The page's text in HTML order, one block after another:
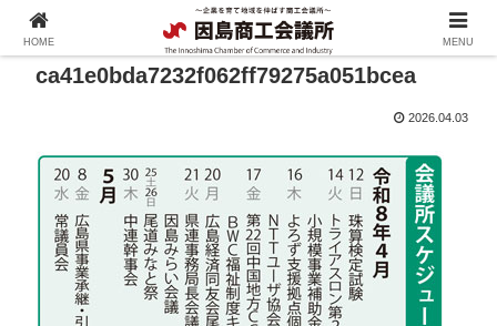
ca41e0bda7232f062ff79275a051bcea
2026.04.03
HOME MENU